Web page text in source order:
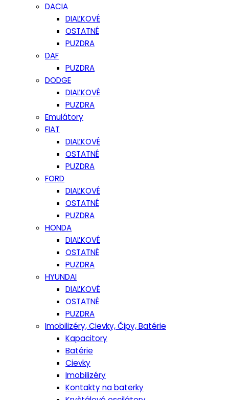
DACIA
DIAĽKOVÉ
OSTATNÉ
PUZDRA
DAF
PUZDRA
DODGE
DIAĽKOVÉ
PUZDRA
Emulátory
FIAT
DIAĽKOVÉ
OSTATNÉ
PUZDRA
FORD
DIAĽKOVÉ
OSTATNÉ
PUZDRA
HONDA
DIAĽKOVÉ
OSTATNÉ
PUZDRA
HYUNDAI
DIAĽKOVÉ
OSTATNÉ
PUZDRA
Imobilizéry, Cievky, Čipy, Batérie
Kapacitory
Batérie
Cievky
Imobilizéry
Kontakty na baterky